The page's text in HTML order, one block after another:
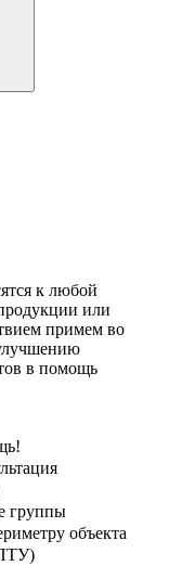
к любой
или
примем во
в помощь
группы
объекта